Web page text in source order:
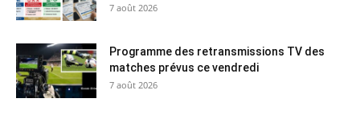
7 août 2026
Programme des retransmissions TV des
matches prévus ce vendredi
7 août 2026